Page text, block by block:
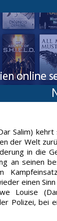
Salim)
der Welt
in die
an seinen
einen
Louise
Polizei, bei